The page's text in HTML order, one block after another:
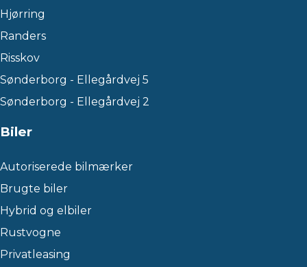
Hjørring
Randers
Risskov
Sønderborg - Ellegårdvej 5
Sønderborg - Ellegårdvej 2
Biler
Autoriserede bilmærker
Brugte biler
Hybrid og elbiler
Rustvogne
Privatleasing